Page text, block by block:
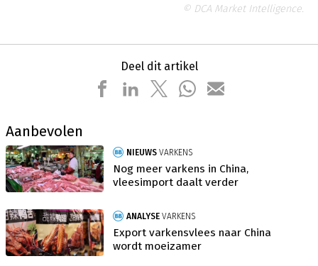
© DCA Market Intelligence.
Deel dit artikel
Aanbevolen
NIEUWS VARKENS
Nog meer varkens in China,
vleesimport daalt verder
ANALYSE VARKENS
Export varkensvlees naar China
wordt moeizamer